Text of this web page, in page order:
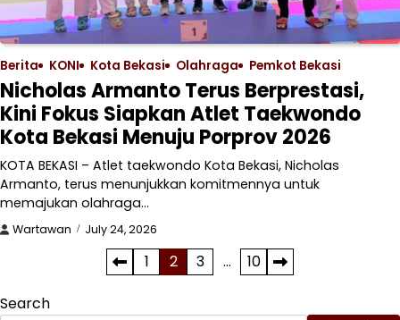
Berita KONI Kota Bekasi Olahraga Pemkot Bekasi
Nicholas Armanto Terus Berprestasi,
Kini Fokus Siapkan Atlet Taekwondo
Kota Bekasi Menuju Porprov 2026
KOTA BEKASI – Atlet taekwondo Kota Bekasi, Nicholas
Armanto, terus menunjukkan komitmennya untuk
memajukan olahraga…
Wartawan July 24, 2026
pagination
1 2 3 … 10
Search